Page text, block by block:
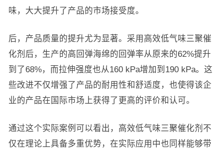
味，大大提升了产品的市场接受度。
后，产品质量的提升尤为显著。采用高效低气味三聚催
化剂后，生产的高回弹海绵的回弹率从原来的62%提升
到了68%，而拉伸强度也从160 kPa增加到190 kPa。这
些改进不仅增强了产品的耐用性和舒适度，也使得该企
业的产品在国际市场上获得了更高的评价和认可。
通过这个实际案例可以看出，高效低气味三聚催化剂不
仅在理论上具备多重优势，在实际应用中也同样能够带